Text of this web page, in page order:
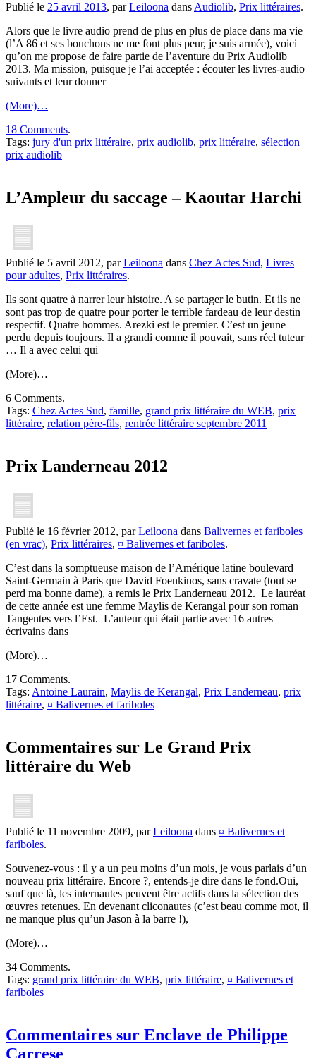
Publié le 25 avril 2013, parLeiloona dansAudiolib, Prix littéraires.
Alors que le livre audio prend de plus en plus de place dans ma vie
(l’A 86 et ses bouchons ne me font plus peur, je suis armée), voici
qu’on me propose de faire partie de l’aventure du Prix Audiolib
2013. Ma mission, puisque je l’ai acceptée : écouter les livres-audio
suivants et leur donner
(More)…
18 Comments.
Tags: jury d'un prix littéraire, prix audiolib, prix littéraire, sélection
prix audiolib
L’Ampleur du saccage – Kaoutar Harchi
Publié le 5 avril 2012, parLeiloona dans Chez Actes Sud, Livres
pour adultes, Prix littéraires.
Ils sont quatre à narrer leur histoire. A se partager le butin. Et ils ne
sont pas trop de quatre pour porter le terrible fardeau de leur destin
respectif. Quatre hommes. Arezki est le premier. C’est un jeune
perdu depuis toujours. Il a grandi comme il pouvait, sans réel tuteur
… Il a avec celui qui
(More)…
6 Comments.
Tags: Chez Actes Sud, famille, grand prix littéraire du WEB, prix
littéraire, relation père-fils, rentrée littéraire septembre 2011
Prix Landerneau 2012
Publié le 16 février 2012, parLeiloona dans Balivernes et fariboles
(en vrac), Prix littéraires, ¤ Balivernes et fariboles.
C’est dans la somptueuse maison de l’Amérique latine boulevard
Saint-Germain à Paris que David Foenkinos, sans cravate (tout se
perd ma bonne dame), a remis le Prix Landerneau 2012. Le lauréat
de cette année est une femme Maylis de Kerangal pour son roman
Tangentes vers l’Est. L’auteur qui était partie avec 16 autres
écrivains dans
(More)…
17 Comments.
Tags: Antoine Laurain, Maylis de Kerangal, Prix Landerneau, prix
littéraire, ¤ Balivernes et fariboles
Commentaires sur Le Grand Prix
littéraire du Web
Publié le 11 novembre 2009, parLeiloona dans ¤ Balivernes et
fariboles.
Souvenez-vous : il y a un peu moins d’un mois, je vous parlais d’un
nouveau prix littéraire. Encore ?, entends-je dire dans le fond.Oui,
sauf que là, les internautes peuvent être actifs dans la sélection des
œuvres retenues. En devenant cliconautes (c’est beau comme mot, il
ne manque plus qu’un Jason à la barre !),
(More)…
34 Comments.
Tags: grand prix littéraire du WEB, prix littéraire, ¤ Balivernes et
fariboles
Commentaires sur Enclave de Philippe
Carrese